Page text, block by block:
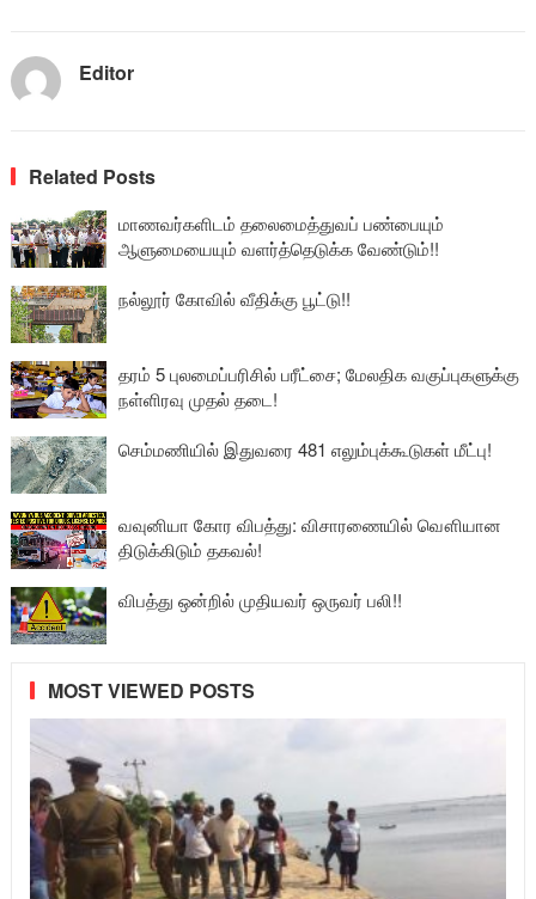
Editor
Related Posts
மாணவர்களிடம் தலைமைத்துவப் பண்பையும்
ஆளுமையையும் வளர்த்தெடுக்க வேண்டும்!!
நல்லூர் கோவில் வீதிக்கு பூட்டு!!
தரம் 5 புலமைப்பரிசில் பரீட்சை; மேலதிக வகுப்புகளுக்கு
நள்ளிரவு முதல் தடை!
செம்மணியில் இதுவரை 481 எலும்புக்கூடுகள் மீட்பு!
வவுனியா கோர விபத்து: விசாரணையில் வௌியான
திடுக்கிடும் தகவல்!
விபத்து ஒன்றில் முதியவர் ஒருவர் பலி!!
MOST VIEWED POSTS